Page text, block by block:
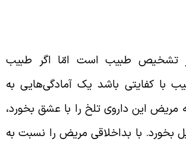
طبیب است امّا اگر طبیب
با کفایتی باشد یک آمادگی‌هایی به
این داروی تلخ را با عشق بخورد،
بخورد. با بداخلاقی مریض را نسبت به